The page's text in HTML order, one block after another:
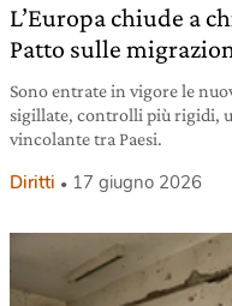
L’Europa chiude a
Patto sulle
Sono entrate in vigore le
sigillate, controlli più rigidi,
vincolante tra Paesi.
Diritti 17 giugno 2026